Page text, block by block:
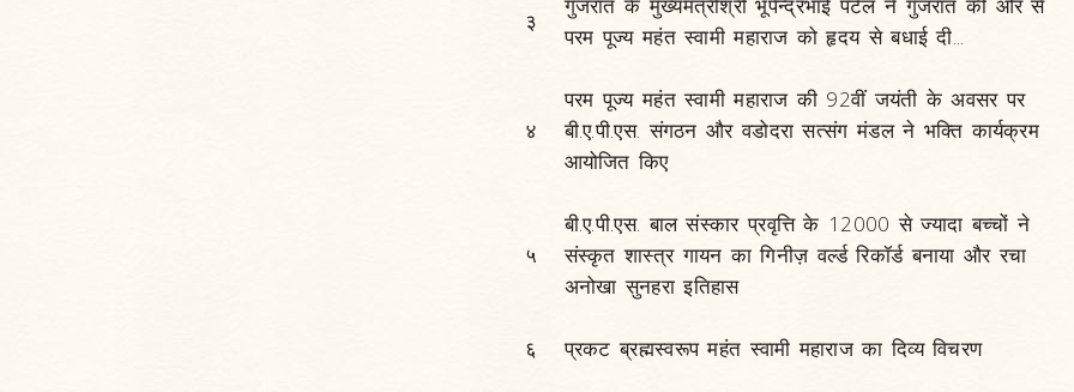
३
परम पूज्य महंत स्वामी महाराज को हृदय से बधाई दी...
४
परम पूज्य महंत स्वामी महाराज की 92वीं जयंती के अवसर पर
बी.ए.पी.एस. संगठन और वडोदरा सत्संग मंडल ने भक्ति कार्यक्रम
आयोजित किए
५
बी.ए.पी.एस. बाल संस्कार प्रवृत्ति के 12000 से ज्यादा बच्चों ने
संस्कृत शास्त्र गायन का गिनीज़ वर्ल्ड रिकॉर्ड बनाया और रचा
अनोखा सुनहरा इतिहास
६ प्रकट ब्रह्मस्वरूप महंत स्वामी महाराज का दिव्य विचरण